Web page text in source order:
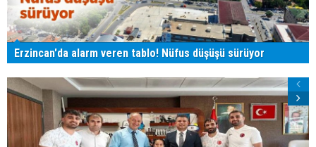
Erzincan'da alarm veren tablo! Nüfus düşüşü sürüyor